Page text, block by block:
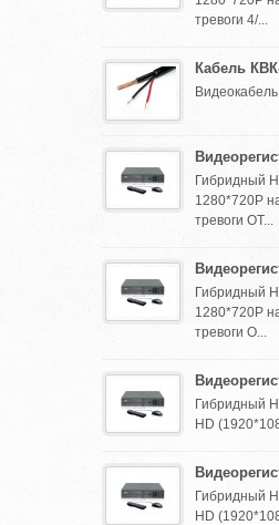
тревоги 4/...
Кабель
Гибридный
1280*720Р
тревоги ОТ...
Гибридный
1280*720Р
тревоги О...
Гибридный
HD
Гибридный
HD